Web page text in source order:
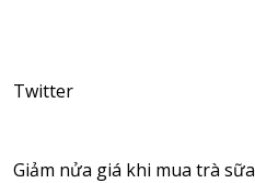
Twitter
Giảm nửa giá khi mua trà sữa